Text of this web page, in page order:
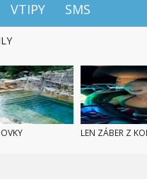
VTIPY SMS
LEN ZÁBER Z